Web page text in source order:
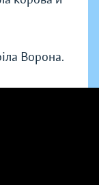
Ворона.